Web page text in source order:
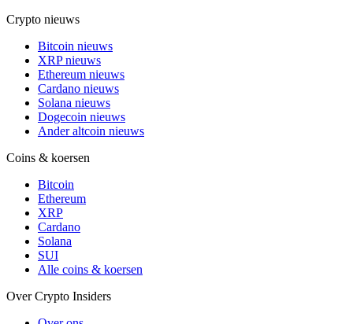
Crypto nieuws
Bitcoin nieuws
XRP nieuws
Ethereum nieuws
Cardano nieuws
Solana nieuws
Dogecoin nieuws
Ander altcoin nieuws
Coins & koersen
Bitcoin
Ethereum
XRP
Cardano
Solana
SUI
Alle coins & koersen
Over Crypto Insiders